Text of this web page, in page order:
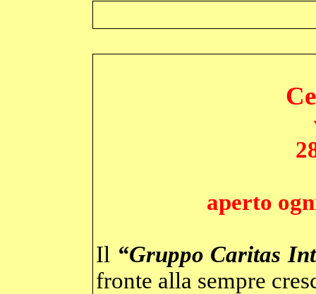
aperto
Il “Gruppo Caritas
fronte alla sempre